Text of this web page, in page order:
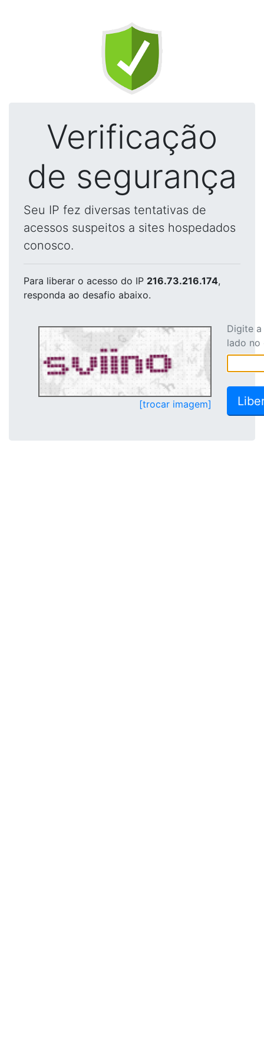
Verificação
de segurança
Seu IP fez diversas tentativas de
acessos suspeitos a sites hospedados
conosco.
Para liberar o acesso do IP 216.73.216.174,
responda ao desafio abaixo.
[trocar imagem]
Digite
lado no